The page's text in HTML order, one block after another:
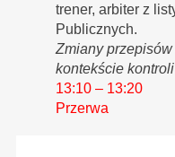
trener, arbiter z
Publicznych.
Zmiany
kontekście
13:10 – 13:20
Przerwa